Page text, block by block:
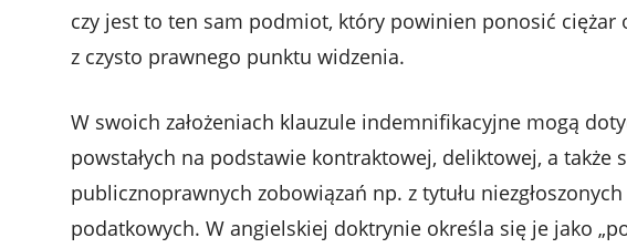
czy jest to ten sam podmiot, który powinien ponosić ciężar
z czysto prawnego punktu widzenia.
W swoich założeniach klauzule indemnifikacyjne mogą
powstałych na podstawie kontraktowej, deliktowej, a także
publicznoprawnych zobowiązań np. z tytułu
podatkowych. W angielskiej doktrynie określa się je jako